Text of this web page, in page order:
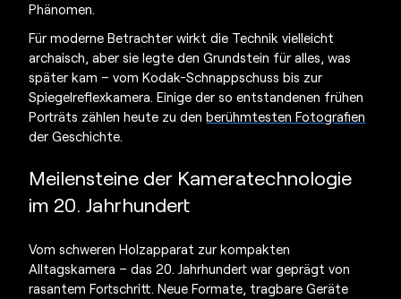
Phänomen.
Für moderne Betrachter wirkt die Technik vielleicht
archaisch, aber sie legte den Grundstein für alles, was
später kam – vom Kodak-Schnappschuss bis zur
Spiegelreflexkamera. Einige der so entstandenen frühen
Porträts zählen heute zu den berühmtesten Fotografien
der Geschichte.
Meilensteine der Kameratechnologie
im 20. Jahrhundert
Vom schweren Holzapparat zur kompakten
Alltagskamera – das 20. Jahrhundert war geprägt von
rasantem Fortschritt. Neue Formate, tragbare Geräte